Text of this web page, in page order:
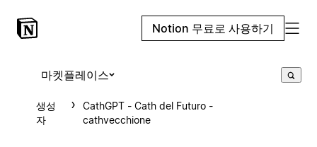
Notion 무료로 사용하기
마켓플레이스
생성
자
CathGPT - Cath del Futuro -
cathvecchione